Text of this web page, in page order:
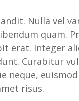
Nulla vel
quam.
erat. Integer
Curabitur
neque,
risus.